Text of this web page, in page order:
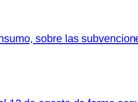
sobre las